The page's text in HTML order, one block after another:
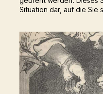
Situation dar, auf die Sie